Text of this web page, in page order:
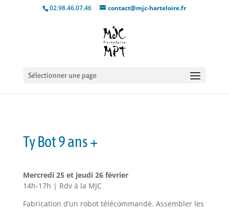
02.98.46.07.46 contact@mjc-harteloire.fr
Sélectionner une page
Ty Bot 9 ans +
Mercredi 25 et jeudi 26 février
14h-17h | Rdv à la MJC
Fabrication d’un robot télécommandé. Assembler les